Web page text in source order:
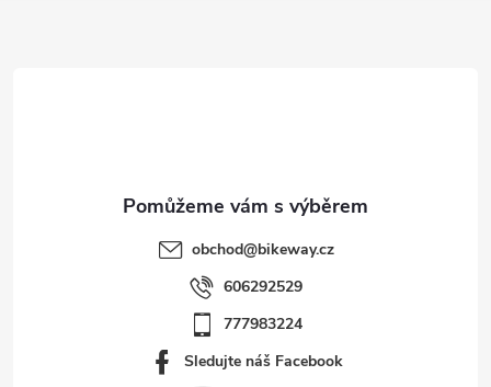
obchod@bikeway.cz
606292529
777983224
Sledujte náš Facebook